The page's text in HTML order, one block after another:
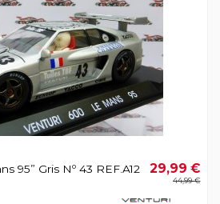
95” Gris Nº 43 REF.A12
29,99 €
44,99 €